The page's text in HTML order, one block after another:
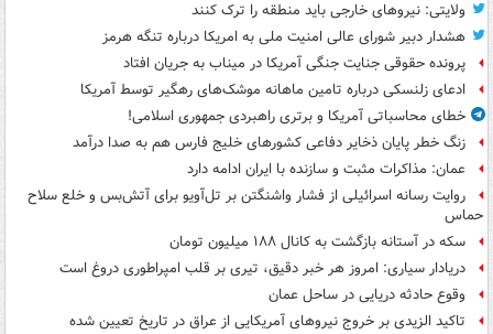
ولایتی: نیروهای خارجی باید منطقه را ترک کنند
هشدار دبیر شورای عالی امنیت ملی به امریکا درباره تنگه هرمز
پرونده حقوقی جنایت جنگی آمریکا در میناب به جریان افتاد
ادعای زلنسکی درباره تامین ماهانه موشک‌های رهگیر توسط آمریکا
خطای محاسباتی آمریکا و برتری راهبردی جمهوری اسلامی!
زنگ خطر پایان ذخایر دفاعی کشورهای خلیج فارس هم به صدا درآمد
عمان: مذاکرات مثبت و سازنده با ایران ادامه دارد
روایت رسانه اسرائیلی از فشار واشنگتن بر تل‌آویو برای آتش‌بس و خلع سلاح
حماس
سکه در آستانه بازگشت به کانال ۱۸۸ میلیون تومان
دریادار سیاری: امروز هر خبر دقیق، تیری بر قلب امپراطوری دروغ است
وقوع حادثه دریایی در ساحل عمان
تاکید الزیدی بر خروج نیروهای آمریکایی از عراق در تاریخ تعیین شده